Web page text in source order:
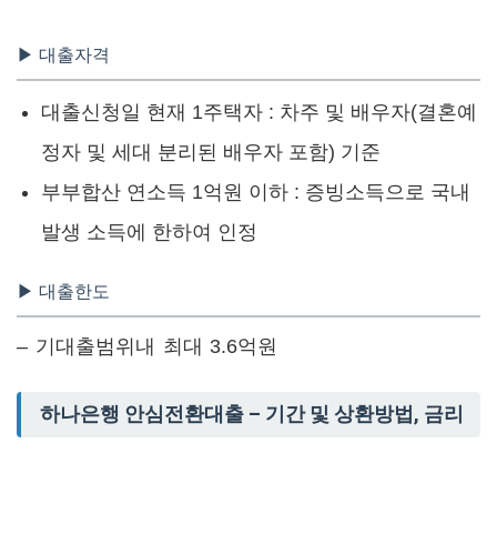
▶ 대출자격
대출신청일 현재 1주택자 : 차주 및 배우자(결혼예
정자 및 세대 분리된 배우자 포함) 기준
부부합산 연소득 1억원 이하 : 증빙소득으로 국내
발생 소득에 한하여 인정
▶ 대출한도
– 기대출범위내 최대 3.6억원
하나은행 안심전환대출 – 기간 및 상환방법, 금리